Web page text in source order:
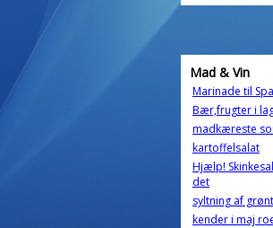
Mad & Vin
Marinade til
Bær,frugter i
madkæreste
kartoffelsalat
Hjælp!
det
syltning af
kender i maj